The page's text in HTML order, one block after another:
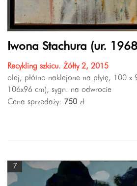
Iwona Stachura (ur.
Recykling szkicu. Żółty 2, 2015
olej, płótno naklejone na płytę, 100 x
106x96 cm), sygn. na odwrocie
Cena sprzedaży: 750 zł
7